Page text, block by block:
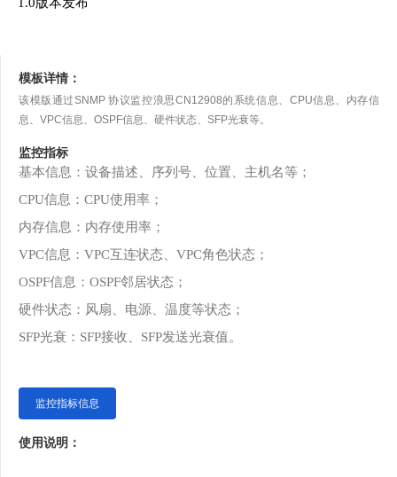
模板详情：
该模版通过SNMP 协议监控浪思CN12908的系统信息、CPU信息、内存信
息、VPC信息、OSPF信息、硬件状态、SFP光衰等。
监控指标
基本信息：设备描述、序列号、位置、主机名等；
CPU信息： CPU使用率；
内存信息：内存使用率；
VPC信息： VPC互连状态、 VPC角色状态；
OSPF信息： OSPF邻居状态；
硬件状态：风扇、电源、温度等状态；
SFP光衰： SFP接收、 SFP发送光衰值。
监控指标信息
使用说明：